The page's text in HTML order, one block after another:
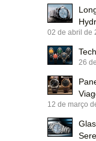
02 de abril de
26
12 de março